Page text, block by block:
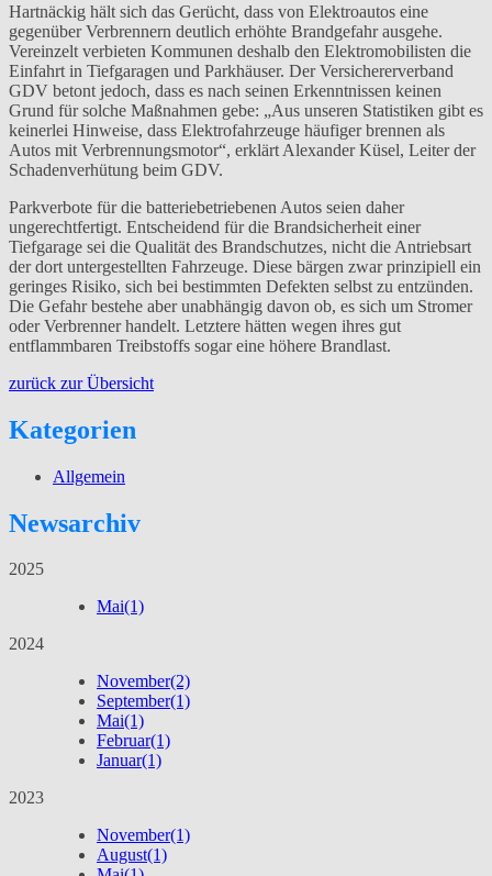
Hartnäckig hält sich das Gerücht, dass von Elektroautos eine
gegenüber Verbrennern deutlich erhöhte Brandgefahr ausgehe.
Vereinzelt verbieten Kommunen deshalb den Elektromobilisten die
Einfahrt in Tiefgaragen und Parkhäuser. Der Versichererverband
GDV betont jedoch, dass es nach seinen Erkenntnissen keinen
Grund für solche Maßnahmen gebe: „Aus unseren Statistiken gibt es
keinerlei Hinweise, dass Elektrofahrzeuge häufiger brennen als
Autos mit Verbrennungsmotor“, erklärt Alexander Küsel, Leiter der
Schadenverhütung beim GDV.
Parkverbote für die batteriebetriebenen Autos seien daher
ungerechtfertigt. Entscheidend für die Brandsicherheit einer
Tiefgarage sei die Qualität des Brandschutzes, nicht die Antriebsart
der dort untergestellten Fahrzeuge. Diese bärgen zwar prinzipiell ein
geringes Risiko, sich bei bestimmten Defekten selbst zu entzünden.
Die Gefahr bestehe aber unabhängig davon ob, es sich um Stromer
oder Verbrenner handelt. Letztere hätten wegen ihres gut
entflammbaren Treibstoffs sogar eine höhere Brandlast.
zurück zur Übersicht
Kategorien
Allgemein
Newsarchiv
2025
Mai(1)
2024
November(2)
September(1)
Mai(1)
Februar(1)
Januar(1)
2023
November(1)
August(1)